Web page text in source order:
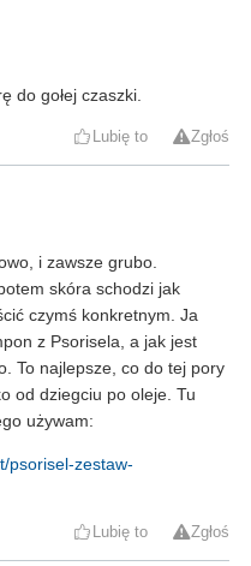
do gołej czaszki.
Lubię to Zgłoś
i zawsze grubo.
skóra schodzi jak
czymś konkretnym. Ja
z Psorisela, a jak jest
To najlepsze, co do tej pory
od dziegciu po oleje. Tu
używam:
psorisel-zestaw-
Lubię to Zgłoś